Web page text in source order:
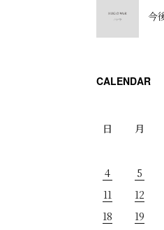
今
CALENDAR
日
月
4
5
11
12
18
19